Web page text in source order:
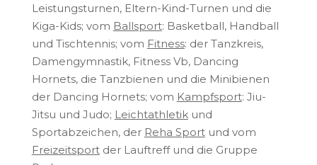
Leistungsturnen, Eltern-Kind-Turnen und die
Kiga-Kids; vom Ballsport: Basketball, Handball
und Tischtennis; vom Fitness: der Tanzkreis,
Damengymnastik, Fitness Vb, Dancing
Hornets, die Tanzbienen und die Minibienen
der Dancing Hornets; vom Kampfsport: Jiu-
Jitsu und Judo; Leichtathletikund
Sportabzeichen, der Reha Sportund vom
Freizeitsportder Lauftreff und die Gruppe